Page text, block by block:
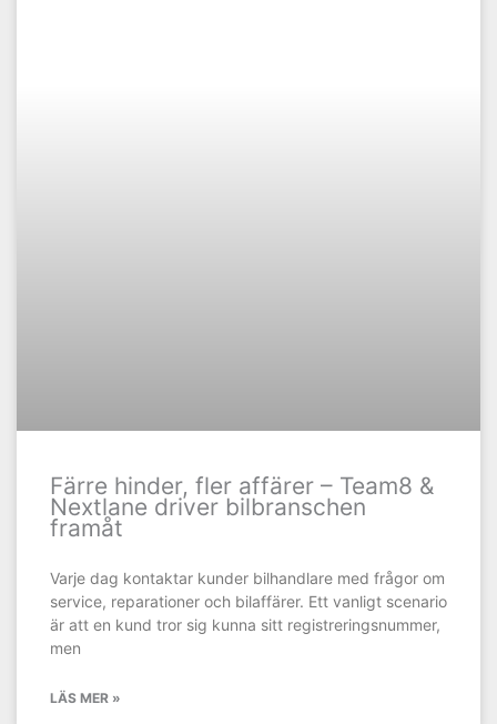
Färre hinder, fler affärer – Team8 &
Nextlane driver bilbranschen
framåt
Varje dag kontaktar kunder bilhandlare med frågor om
service, reparationer och bilaffärer. Ett vanligt scenario
är att en kund tror sig kunna sitt registreringsnummer,
men
LÄS MER »